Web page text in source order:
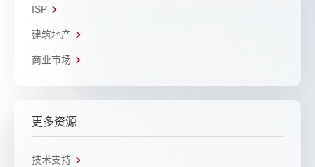
ISP
建筑地产
商业市场
更多资源
技术支持